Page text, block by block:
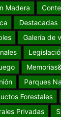
Madera
Destacadas
Galería de
Parques
Forestales
Privadas